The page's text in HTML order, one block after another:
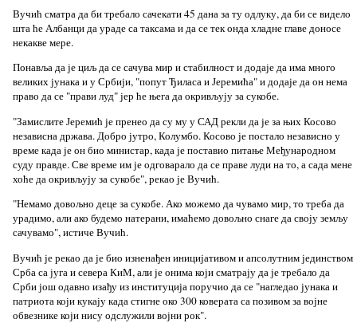
Вучић сматра да би требало сачекати 45 дана за ту одлуку, да би се видело
шта ће Албанци да ураде са таксама и да се тек онда хладне главе доносе
некакве мере.
Понавља да је циљ да се сачува мир и стабилност и додаје да има много
великих јунака и у Србији, "попут Ђиласа и Јеремића" и додаје да он нема
право да се "прави луд" јер ће њега да окривљују за сукобе.
"Замислите Јеремић је пренео да су му у САД рекли да је за њих Косово
независна држава. Добро јутро, Колумбо. Косово је постало независно у
време када је он био министар, када је поставио питање Међународном
суду правде. Све време им је одговарало да се праве луди на то, а сада мене
хоће да окривљују за сукобе", рекао је Вучић.
"Немамо довољно деце за сукобе. Ако можемо да чувамо мир, то треба да
урадимо, али ако будемо натерани, имаћемо довољно снаге да своју земљу
сачувамо", истиче Вучић.
Вучић је рекао да је био изненађен иницијативом и апсолутним јединством
Срба са југа и севера КиМ, али је онима који сматрају да је требало да
Срби још одавно изађу из институција поручио да се "нагледао јунака и
патриота који кукају када стигне око 300 коверата са позивом за војне
обвезнике који нису одслужили војни рок".